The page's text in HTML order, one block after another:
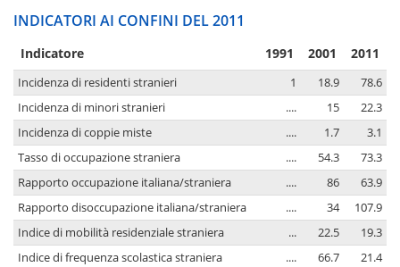
INDICATORI AI CONFINI DEL 2011
Indicatore 1991 2001 2011
Incidenza di residenti stranieri 1 18.9
78.6
Incidenza di minori stranieri
.... 15
22.3
Incidenza di coppie miste
.... 1.7
3.1
Tasso di occupazione straniera
.... 54.3
73.3
Rapporto occupazione italiana/straniera
.... 86
63.9
Rapporto disoccupazione italiana/straniera
.... 34
107.9
Indice di mobilità residenziale straniera
... 22.5
19.3
Indice di frequenza scolastica straniera
.... 66.7
21.4